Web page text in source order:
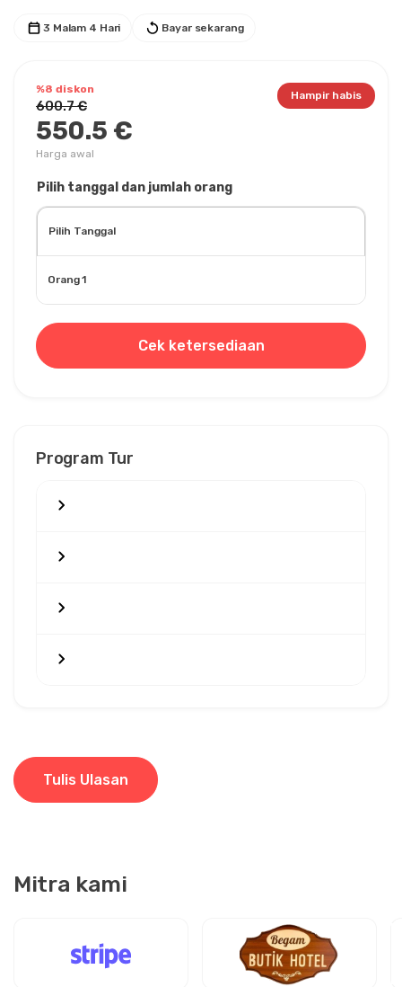
3 Malam 4 Hari Bayar sekarang
Hampir habis
%8 diskon
600.7 €
550.5 €
Harga awal
Pilih tanggal dan jumlah orang
Orang 1
Cek ketersediaan
Program Tur
Tulis Ulasan
Mitra kami